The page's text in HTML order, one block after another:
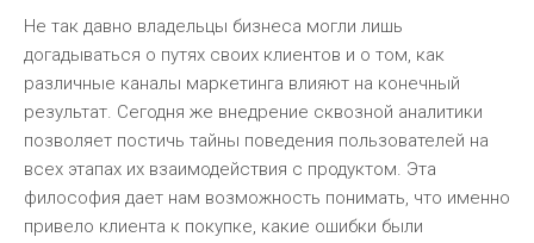
Не так давно владельцы бизнеса могли лишь
догадываться о путях своих клиентов и о том, как
различные каналы маркетинга влияют на конечный
результат. Сегодня же внедрение сквозной аналитики
позволяет постичь тайны поведения пользователей на
всех этапах их взаимодействия с продуктом. Эта
философия дает нам возможность понимать, что именно
привело клиента к покупке, какие ошибки были